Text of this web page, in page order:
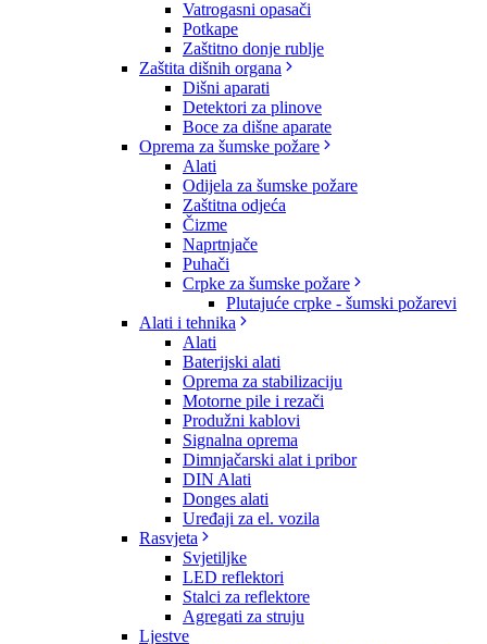
Vatrogasni opasači
Potkape
Zaštitno donje rublje
Zaštita dišnih organa
Dišni aparati
Detektori za plinove
Boce za dišne aparate
Oprema za šumske požare
Alati
Odijela za šumske požare
Zaštitna odjeća
Čizme
Naprtnjače
Puhači
Crpke za šumske požare
Plutajuće crpke - šumski požarevi
Alati i tehnika
Alati
Baterijski alati
Oprema za stabilizaciju
Motorne pile i rezači
Produžni kablovi
Signalna oprema
Dimnjačarski alat i pribor
DIN Alati
Donges alati
Uređaji za el. vozila
Rasvjeta
Svjetiljke
LED reflektori
Stalci za reflektore
Agregati za struju
Ljestve